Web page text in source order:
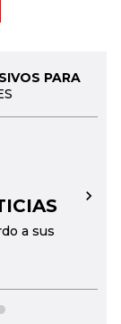
PARA
a sus
→